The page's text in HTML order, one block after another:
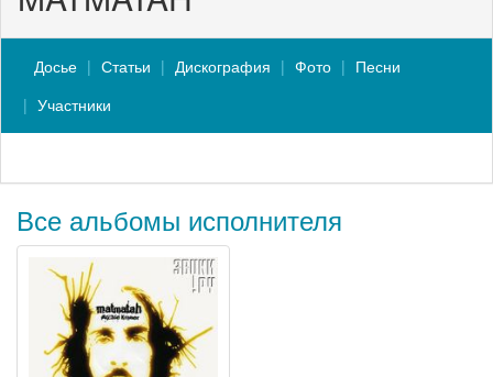
Досье Статьи Дискография Фото
Песни
Участники
Все альбомы исполнителя